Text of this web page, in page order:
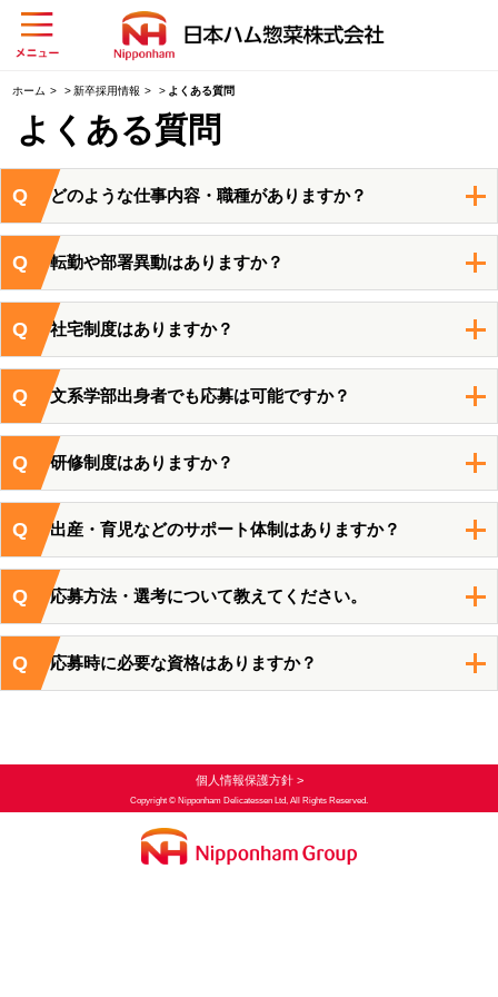
ス
ー
バ
ル
メ
ニ
ュ
を
開
す
る
ホーム 新卒採用情報 よくある質問
よくある質問
Q どのような仕事内容・職種がありますか？
Q 転勤や部署異動はありますか？
Q 社宅制度はありますか？
Q 文系学部出身者でも応募は可能ですか？
Q 研修制度はありますか？
Q 出産・育児などのサポート体制はありますか？
Q 応募方法・選考について教えてください。
Q 応募時に必要な資格はありますか？
個人情報保護方針 >
Copyright © Nipponham Delicatessen Ltd, All Rights Reserved.